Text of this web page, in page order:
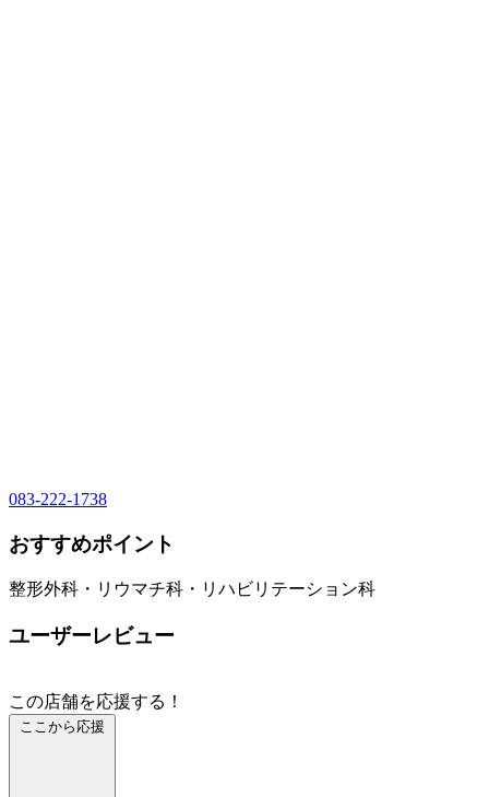
083-222-1738
おすすめポイント
整形外科・リウマチ科・リハビリテーション科
ユーザーレビュー
この店舗を応援する！
ここから応援